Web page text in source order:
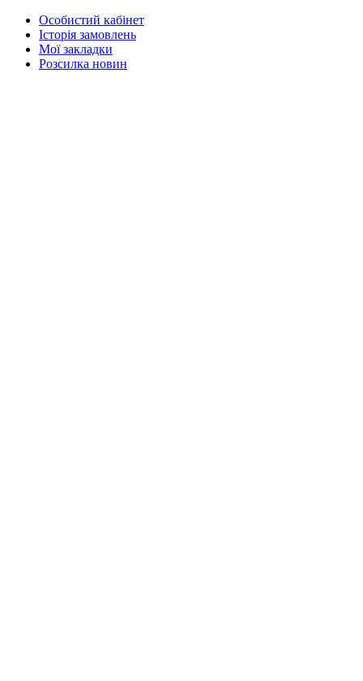
Особистий кабінет
Історія замовлень
Мої закладки
Розсилка новин